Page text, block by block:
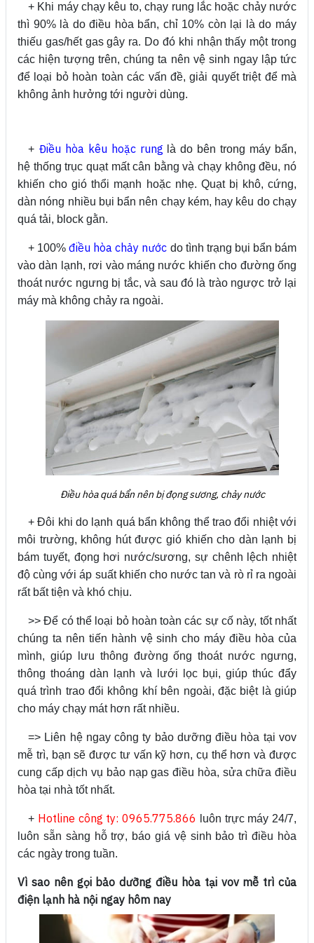
+ Khi máy chạy kêu to, chạy rung lắc hoặc chảy nước
thì 90% là do điều hòa bẩn, chỉ 10% còn lại là do máy
thiếu gas/hết gas gây ra. Do đó khi nhận thấy một trong
các hiện tượng trên, chúng ta nên vệ sinh ngay lập tức
để loại bỏ hoàn toàn các vấn đề, giải quyết triệt để mà
không ảnh hưởng tới người dùng.
+ Điều hòa kêu hoặc rung là do bên trong máy bẩn,
hệ thống trục quạt mất cân bằng và chạy không đều, nó
khiến cho gió thổi mạnh hoặc nhẹ. Quạt bị khô, cứng,
dàn nóng nhiều bụi bẩn nên chạy kém, hay kêu do chạy
quá tải, block gằn.
+ 100%điều hòa chảy nước do tình trạng bụi bẩn bám
vào dàn lạnh, rơi vào máng nước khiến cho đường ống
thoát nước ngưng bị tắc, và sau đó là trào ngược trở lại
máy mà không chảy ra ngoài.
Điều hòa quá bẩn nên bị đọng sương, chảy nước
+ Đôi khi do lạnh quá bẩn không thể trao đổi nhiệt với
môi trường, không hút được gió khiến cho dàn lạnh bị
bám tuyết, đọng hơi nước/sương, sự chênh lệch nhiệt
độ cùng với áp suất khiến cho nước tan và rò rỉ ra ngoài
rất bất tiện và khó chịu.
>> Để có thể loại bỏ hoàn toàn các sự cố này, tốt nhất
chúng ta nên tiến hành vệ sinh cho máy điều hòa của
mình, giúp lưu thông đường ống thoát nước ngưng,
thông thoáng dàn lạnh và lưới lọc bụi, giúp thúc đẩy
quá trình trao đổi không khí bên ngoài, đặc biệt là giúp
cho máy chạy mát hơn rất nhiều.
=> Liên hệ ngay công ty bảo dưỡng điều hòa tại vov
mễ trì, bạn sẽ được tư vấn kỹ hơn, cụ thể hơn và được
cung cấp dịch vụ bảo nạp gas điều hòa, sửa chữa điều
hòa tại nhà tốt nhất.
+ Hotline công ty: 0965.775.866
luôn trực máy 24/7,
luôn sẵn sàng hỗ trợ, báo giá vệ sinh bảo trì điều hòa
các ngày trong tuần.
Vì sao nên gọi bảo dưỡng điều hòa tại vov mễ trì của
điện lạnh hà nội ngay hôm nay